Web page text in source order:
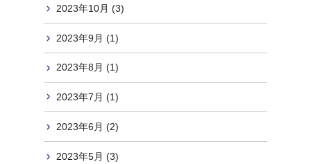
2023年10月 (3)
2023年9月 (1)
2023年8月 (1)
2023年7月 (1)
2023年6月 (2)
2023年5月 (3)